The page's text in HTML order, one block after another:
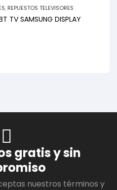
, REPUESTOS TELEVISORES
TV SAMSUNG DISPLAY
gratis y sin
nuestros términos y